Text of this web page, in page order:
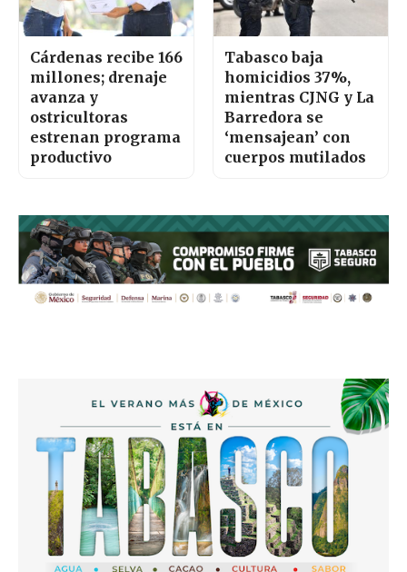
Cárdenas recibe 166
millones; drenaje
avanza y
ostricultoras
estrenan programa
productivo
Tabasco baja
homicidios 37%,
mientras CJNG y La
Barredora se
‘mensajean’ con
cuerpos mutilados